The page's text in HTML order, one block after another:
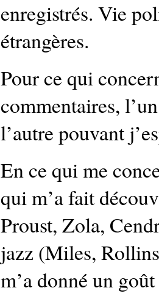
enregistrés. Vie
étrangères.
Pour ce qui
commentaires,
l’autre pouvant
En ce qui me
qui m’a fait
Proust, Zola,
jazz (Miles,
m’a donné un